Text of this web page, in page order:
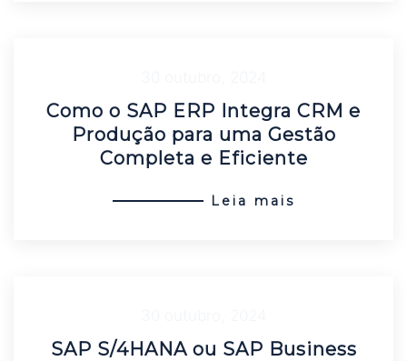
Como o SAP ERP Integra CRM e
Produção para uma Gestão
Completa e Eficiente
Leia mais
SAP S/4HANA ou SAP Business